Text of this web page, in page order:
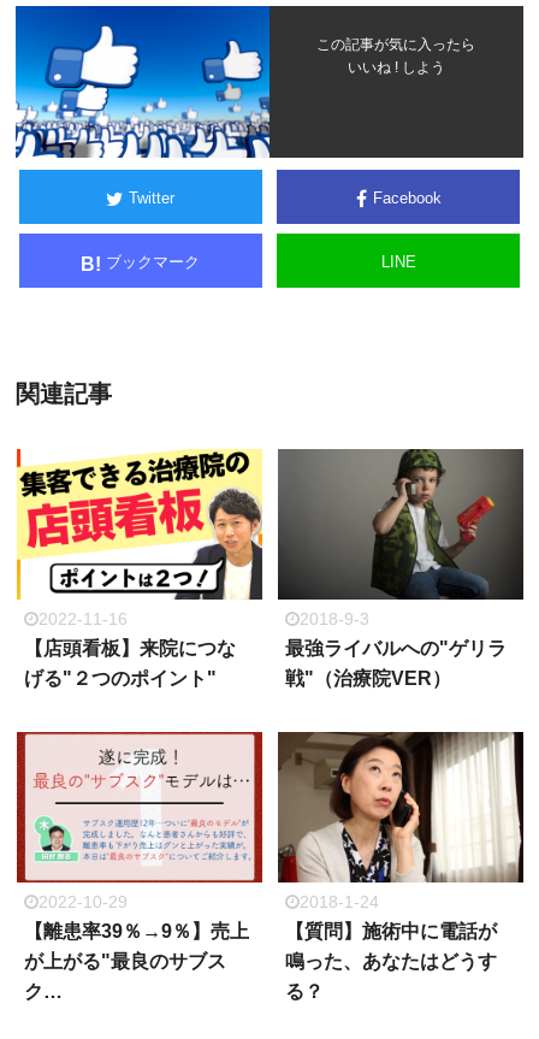
この記事が気に入ったら
いいね ! しよう
Twitter Facebook
B! ブックマーク LINE
関連記事
2022-11-16
【店頭看板】来院につな
げる"２つのポイント"
2018-9-3
最強ライバルへの"ゲリラ
戦"（治療院VER）
2022-10-29
【離患率39％→9％】売上
が上がる"最良のサブス
ク…
2018-1-24
【質問】施術中に電話が
鳴った、あなたはどうす
る？